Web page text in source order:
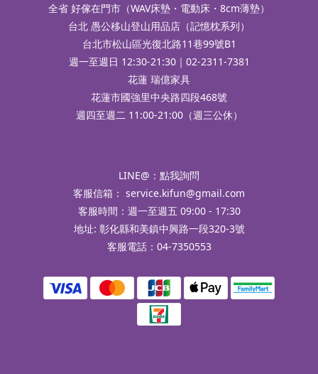
全省 好傢在門市（WAV床墊・電動床・8cm薄墊）
台北 愚公移山登山用品店（記憶枕系列）
台北市松山區光復北路11巷99號B1
週一至週日 12:30-21:30｜02-2311-7381
花蓮 瑞億家具
花蓮市國強里中央路四段468號
週四至週二 11:00-21:00（週三公休）
LINE@： 點我詢問
客服信箱： service.kifun@gmail.com
客服時間：週一至週五 09:00 - 17:30
地址: 彰化縣和美鎮中興路一段320-3號
客服電話：04-7350553